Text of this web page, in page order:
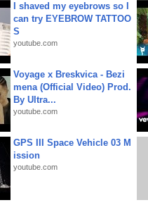
I shaved my eyebrows so I
can try EYEBROW TATTOO
S
youtube.com
Voyage x Breskvica - Bezi
mena (Official Video) Prod.
By Ultra...
youtube.com
GPS III Space Vehicle 03 M
ission
youtube.com